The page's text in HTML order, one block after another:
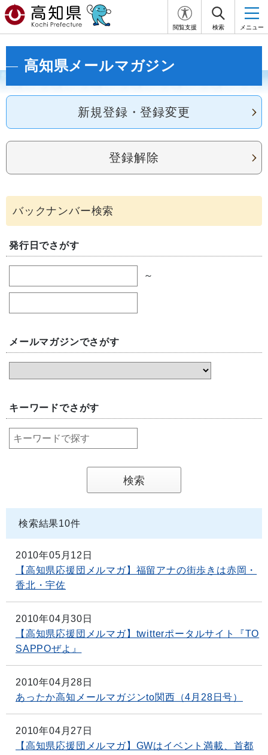
閲覧支援 検索 メニュー
高知県メールマガジン
新規登録・登録変更
登録解除
発行日でさがす
～
メールマガジンでさがす
キーワードでさがす
検索結果10件
2010年05月12日
【高知県応援団メルマガ】福留アナの街歩きは赤岡・
香北・宇佐
2010年04月30日
【高知県応援団メルマガ】twitterポータルサイト『TO
SAPPOぜよ』
2010年04月28日
あったか高知メールマガジンto関西（4月28日号）
2010年04月27日
【高知県応援団メルマガ】GWはイベント満載、首都